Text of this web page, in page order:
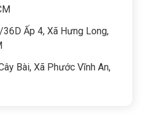
Ấp 4, Xã Hưng Long,
Bài, Xã Phước Vĩnh An,